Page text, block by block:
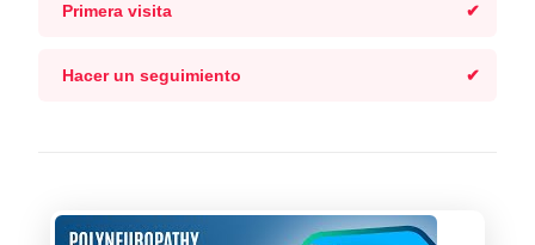
Primera visita
Hacer un seguimiento